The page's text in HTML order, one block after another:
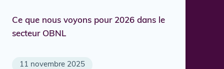
Ce que nous voyons pour 2026 dans le
secteur OBNL
11 novembre 2025